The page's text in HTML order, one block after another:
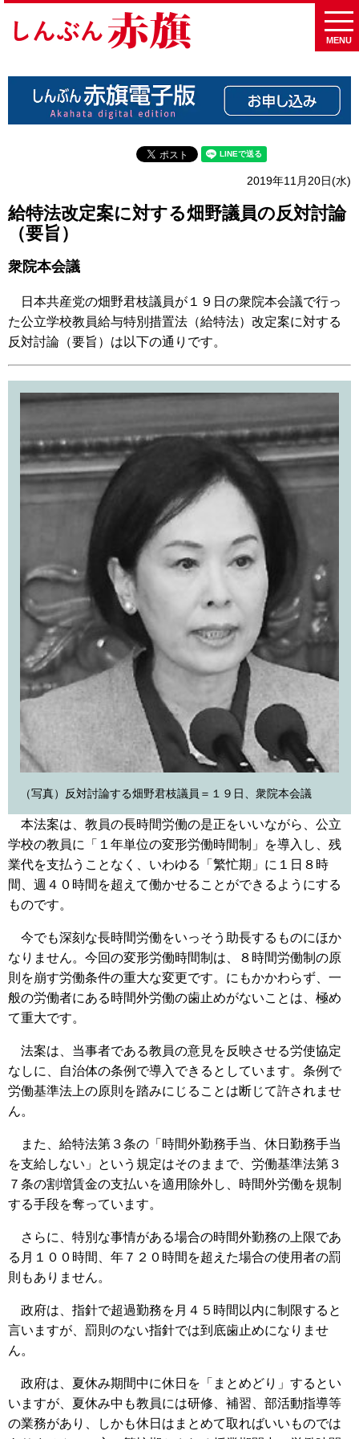
MENU
2019年11月20日(水)
給特法改定案に対する畑野議員の反対討論
（要旨）
衆院本会議
日本共産党の畑野君枝議員が１９日の衆院本会議で行っ
た公立学校教員給与特別措置法（給特法）改定案に対する
反対討論（要旨）は以下の通りです。
（写真）反対討論する畑野君枝議員＝１９日、衆院本会議
本法案は、教員の長時間労働の是正をいいながら、公立
学校の教員に「１年単位の変形労働時間制」を導入し、残
業代を支払うことなく、いわゆる「繁忙期」に１日８時
間、週４０時間を超えて働かせることができるようにする
ものです。
今でも深刻な長時間労働をいっそう助長するものにほか
なりません。今回の変形労働時間制は、８時間労働制の原
則を崩す労働条件の重大な変更です。にもかかわらず、一
般の労働者にある時間外労働の歯止めがないことは、極め
て重大です。
法案は、当事者である教員の意見を反映させる労使協定
なしに、自治体の条例で導入できるとしています。条例で
労働基準法上の原則を踏みにじることは断じて許されませ
ん。
また、給特法第３条の「時間外勤務手当、休日勤務手当
を支給しない」という規定はそのままで、労働基準法第３
７条の割増賃金の支払いを適用除外し、時間外労働を規制
する手段を奪っています。
さらに、特別な事情がある場合の時間外勤務の上限であ
る月１００時間、年７２０時間を超えた場合の使用者の罰
則もありません。
政府は、指針で超過勤務を月４５時間以内に制限すると
言いますが、罰則のない指針では到底歯止めになりませ
ん。
政府は、夏休み期間中に休日を「まとめどり」するとい
いますが、夏休み中も教員には研修、補習、部活動指導等
の業務があり、しかも休日はまとめて取ればいいものでは